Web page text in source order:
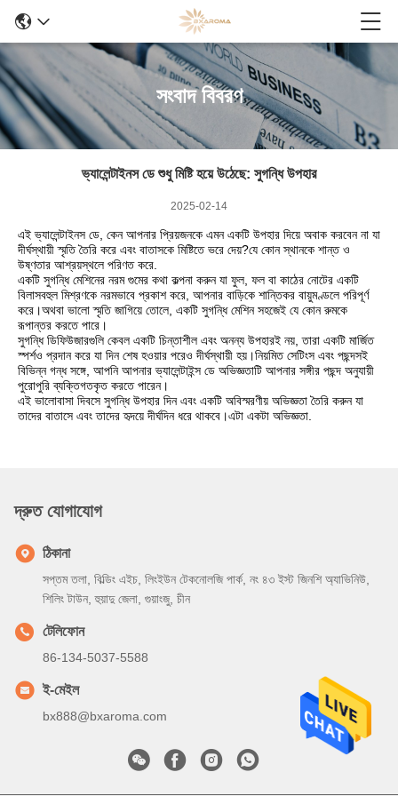
সংবাদ বিবরণ
ভ্যালেন্টাইনস ডে শুধু মিষ্টি হয়ে উঠেছে: সুগন্ধি উপহার
2025-02-14
এই ভ্যালেন্টাইনস ডে, কেন আপনার প্রিয়জনকে এমন একটি উপহার দিয়ে অবাক করবেন না যা
দীর্ঘস্থায়ী স্মৃতি তৈরি করে এবং বাতাসকে মিষ্টিতে ভরে দেয়?যে কোন স্থানকে শান্ত ও
উষ্ণতার আশ্রয়স্থলে পরিণত করে.
একটি সুগন্ধি মেশিনের নরম গুমের কথা কল্পনা করুন যা ফুল, ফল বা কাঠের নোটের একটি
বিলাসবহুল মিশ্রণকে নরমভাবে প্রকাশ করে, আপনার বাড়িকে শান্তিকর বায়ুমণ্ডলে পরিপূর্ণ
করে।অথবা ভালো স্মৃতি জাগিয়ে তোলে, একটি সুগন্ধি মেশিন সহজেই যে কোন রুমকে
রূপান্তর করতে পারে।
সুগন্ধি ডিফিউজারগুলি কেবল একটি চিন্তাশীল এবং অনন্য উপহারই নয়, তারা একটি মার্জিত
স্পর্শও প্রদান করে যা দিন শেষ হওয়ার পরেও দীর্ঘস্থায়ী হয়।নিয়মিত সেটিংস এবং পছন্দসই
বিভিন্ন গন্ধ সঙ্গে, আপনি আপনার ভ্যালেন্টাইন্স ডে অভিজ্ঞতাটি আপনার সঙ্গীর পছন্দ অনুযায়ী
পুরোপুরি ব্যক্তিগতকৃত করতে পারেন।
এই ভালোবাসা দিবসে সুগন্ধি উপহার দিন এবং একটি অবিস্মরণীয় অভিজ্ঞতা তৈরি করুন যা
তাদের বাতাসে এবং তাদের হৃদয়ে দীর্ঘদিন ধরে থাকবে।এটা একটা অভিজ্ঞতা.
দ্রুত যোগাযোগ
ঠিকানা
সপ্তম তলা, বিল্ডিং এইচ, লিংইউন টেকনোলজি পার্ক, নং ৪৩ ইস্ট জিনশি অ্যাভিনিউ,
শিলিং টাউন, হুয়াদু জেলা, গুয়াংজু, চীন
টেলিফোন
86-134-5037-5588
ই-মেইল
bx888@bxaroma.com